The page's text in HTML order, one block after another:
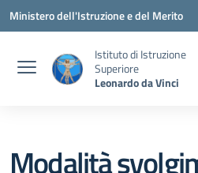
Vai ai contenuti
Vai al menu di navigazione
Vai al footer
Ministero dell'Istruzione e del Merito
Istituto di Istruzione
Superiore
Leonardo da Vinci
Modalità